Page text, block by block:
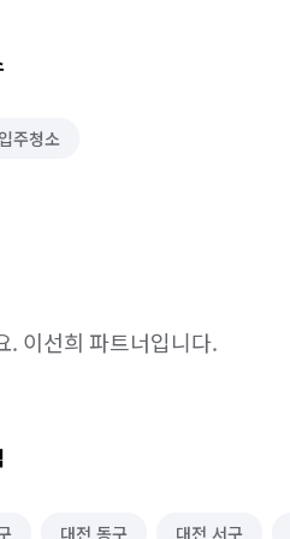
주청소
. 이선희 파트너입니다.
대전 동구 대전 서구